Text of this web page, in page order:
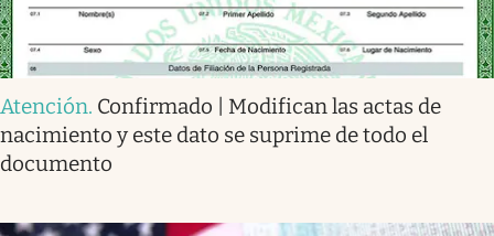
Atención. Confirmado | Modifican las actas de
nacimiento y este dato se suprime de todo el
documento